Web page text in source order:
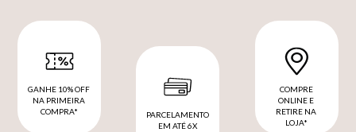
GANHE 10% OFF
NA PRIMEIRA
COMPRA*
PARCELAMENTO
EM ATÉ 6X
COMPRE
ONLINE E
RETIRE NA
LOJA*